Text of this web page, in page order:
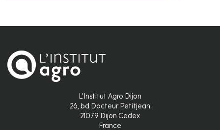
L'Institut Agro Dijon
26, bd Docteur Petitjean
21079 Dijon Cedex
France